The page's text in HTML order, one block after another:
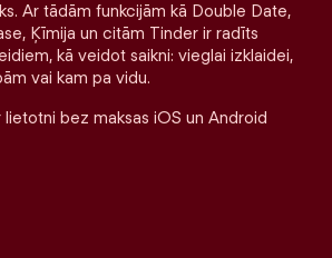
Ar tādām funkcijām kā Double Date,
Ķīmija un citām Tinder ir radīts
kā veidot saikni: vieglai izklaidei,
vai kam pa vidu.
bez maksas iOS un Android